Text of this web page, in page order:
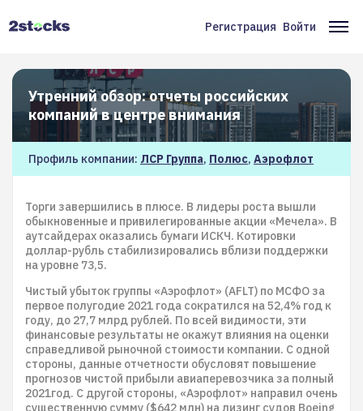
Меню
учётной
записи
пользователя
Регистрация Войти
Утренний обзор: отчеты российских
компаний в центре внимания
Профиль компании: ЛСР Группа, Полюс, Аэрофлот
Торги завершились в плюсе. В лидеры роста вышли
обыкновенные и привилегированные акции «Мечела». В
аутсайдерах оказались бумаги ИСКЧ. Котировки
доллар-рубль стабилизировались вблизи поддержки
на уровне 73,5.
Чистый убыток группы «Аэрофлот» (AFLT) по МСФО за
первое полугодие 2021 года сократился на 52,4% год к
году, до 27,7 млрд рублей. По всей видимости, эти
финансовые результаты не окажут влияния на оценки
справедливой рыночной стоимости компании. С одной
стороны, данные отчетности обусловят повышение
прогнозов чистой прибыли авиаперевозчика за полный
2021год. С другой стороны, «Аэрофлот» направил очень
существенную сумму ($642 млн) на лизинг судов Boeing